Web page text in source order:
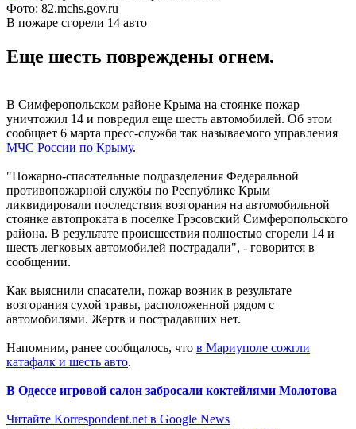
Фото: 82.mchs.gov.ru
В пожаре сгорели 14 авто
Еще шесть повреждены огнем.
В Симферопольском районе Крыма на стоянке пожар
уничтожил 14 и повредил еще шесть автомобилей. Об этом
сообщает 6 марта пресс-служба так называемого управления
МЧС России по Крыму.
"Пожарно-спасательные подразделения Федеральной
противопожарной службы по Республике Крым
ликвидировали последствия возгорания на автомобильной
стоянке автопроката в поселке Грэсовский Симферопольского
района. В результате происшествия полностью сгорели 14 и
шесть легковых автомобилей пострадали", - говорится в
сообщении.
Как выяснили спасатели, пожар возник в результате
возгорания сухой травы, расположенной рядом с
автомобилями. Жертв и пострадавших нет.
Напомним, ранее сообщалось, что в Мариуполе сожгли
катафалк и шесть авто.
В Одессе игровой салон забросали коктейлями Молотова
Читайте Korrespondent.net в Google News